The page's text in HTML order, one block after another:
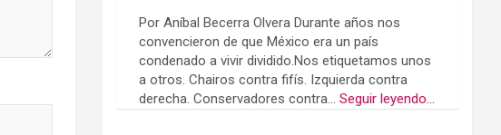
Por Aníbal Becerra Olvera Durante años nos
convencieron de que México era un país
condenado a vivir dividido.Nos etiquetamos unos
a otros. Chairos contra fifís. Izquierda contra
derecha. Conservadores contra...Seguir leyendo...